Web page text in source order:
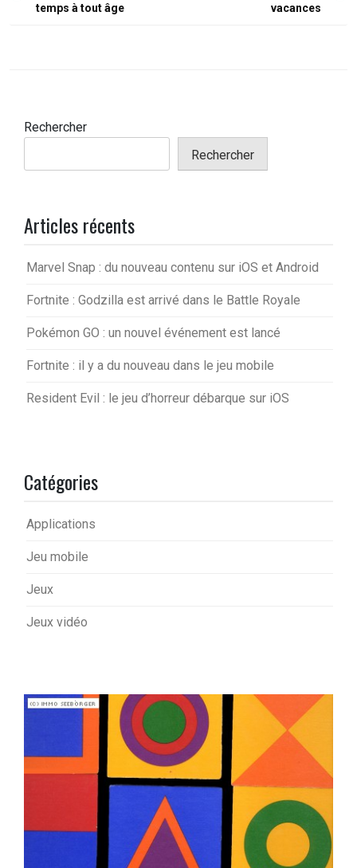
l’article
temps à tout âge
vacances
Rechercher
Rechercher
Articles récents
Marvel Snap : du nouveau contenu sur iOS et Android
Fortnite : Godzilla est arrivé dans le Battle Royale
Pokémon GO : un nouvel événement est lancé
Fortnite : il y a du nouveau dans le jeu mobile
Resident Evil : le jeu d’horreur débarque sur iOS
Catégories
Applications
Jeu mobile
Jeux
Jeux vidéo